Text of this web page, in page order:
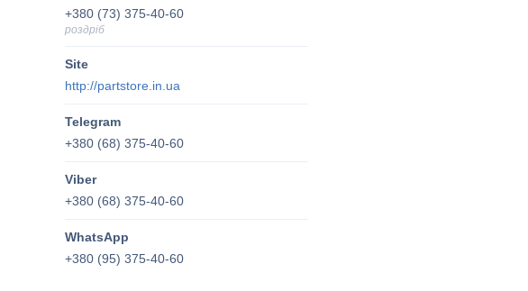
+380 (73) 375-40-60
роздріб
http://partstore.in.ua
+380 (68) 375-40-60
+380 (68) 375-40-60
+380 (95) 375-40-60